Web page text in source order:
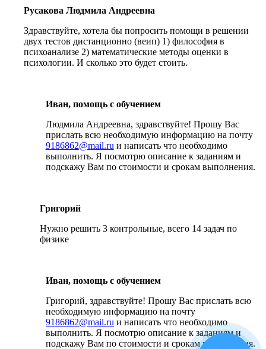
Русакова Людмила Андреевна
Здравствуйте, хотела бы попросить помощи в решении
двух тестов дистанционно (веип) 1) философия в
психоанализе 2) математические методы оценки в
психологии. И сколько это будет стоить.
Иван, помощь с обучением
Людмила Андреевна, здравствуйте! Прошу Вас
прислать всю необходимую информацию на почту
9186862@mail.ru и написать что необходимо
выполнить. Я посмотрю описание к заданиям и
подскажу Вам по стоимости и срокам выполнения.
Григорий
Нужно решить 3 контрольные, всего 14 задач по
физике
Иван, помощь с обучением
Григорий, здравствуйте! Прошу Вас прислать всю
необходимую информацию на почту
9186862@mail.ru и написать что необходимо
выполнить. Я посмотрю описание к заданиям и
подскажу Вам по стоимости и срокам выполнения.